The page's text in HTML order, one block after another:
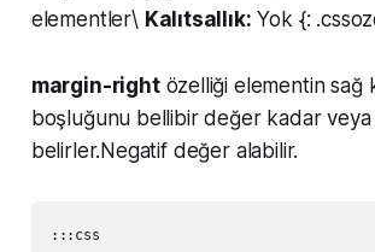
elementler\ Kalıtsallık: Yok {:
margin-rightözelliği elementin sağ
boşluğunu bellibir değer kadar
belirler.Negatif değer alabilir.
:::css